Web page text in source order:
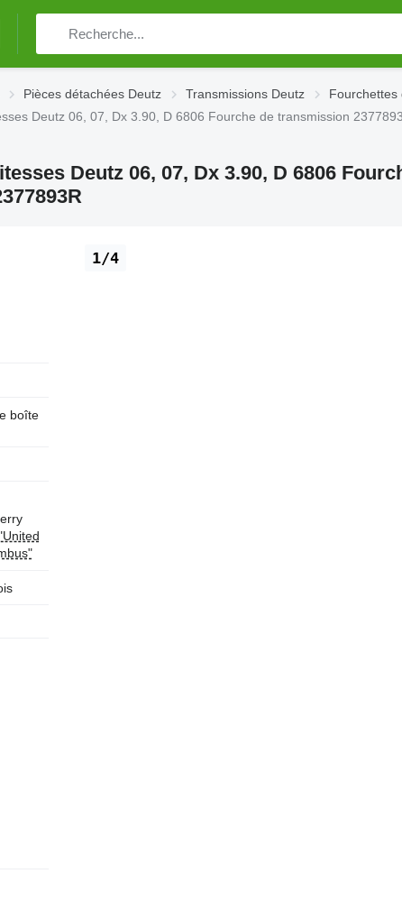
Pièces détachées Deutz Transmissions Deutz
Fourchettes
Deutz 06, 07, Dx 3.90, D 6806 Fourche de transmission
Deutz 06, 07, Dx 3.90, D 6806
1/4
boîte